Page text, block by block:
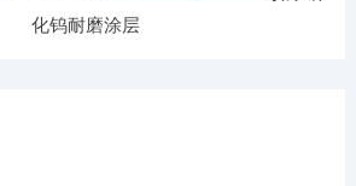
化钨耐磨涂层